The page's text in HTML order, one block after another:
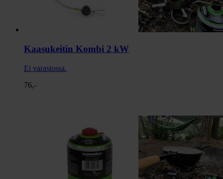
Kaasukeitin Kombi 2 kW
Ei varastossa.
76,-